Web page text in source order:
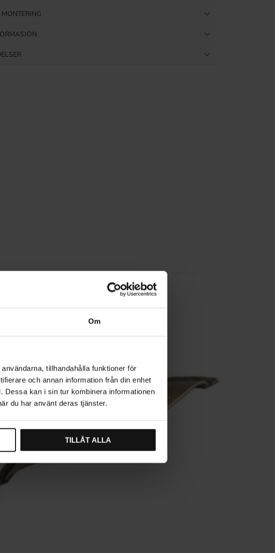
Om
tillhandahålla funktioner för
och annan information från din enhet
Dessa kan i sin tur kombinera informationen
du har använt deras tjänster.
TILLÅT ALLA